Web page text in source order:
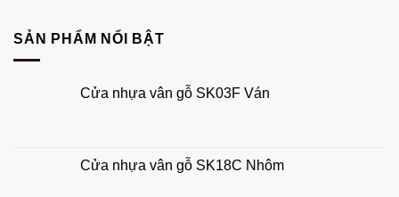
lộc
chuẩn
thủy
gia
SẢN PHẨM NỔI BẬT
Cửa nhựa vân gỗ SK03F Ván
Cửa nhựa vân gỗ SK18C Nhôm